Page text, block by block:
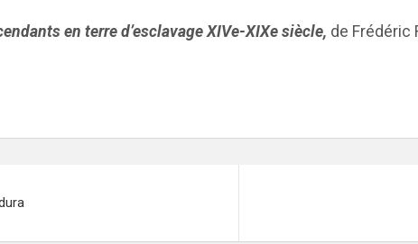
en terre d’esclavage XIVe-XIXe siècle, de Frédéric